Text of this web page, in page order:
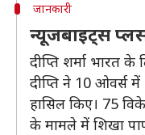
जानकारी
न्यूजबाइट्स
दीप्ति शर्मा भारत
दीप्ति ने 10 ओवर्स
हासिल किए। 75
के मामले में शिखा